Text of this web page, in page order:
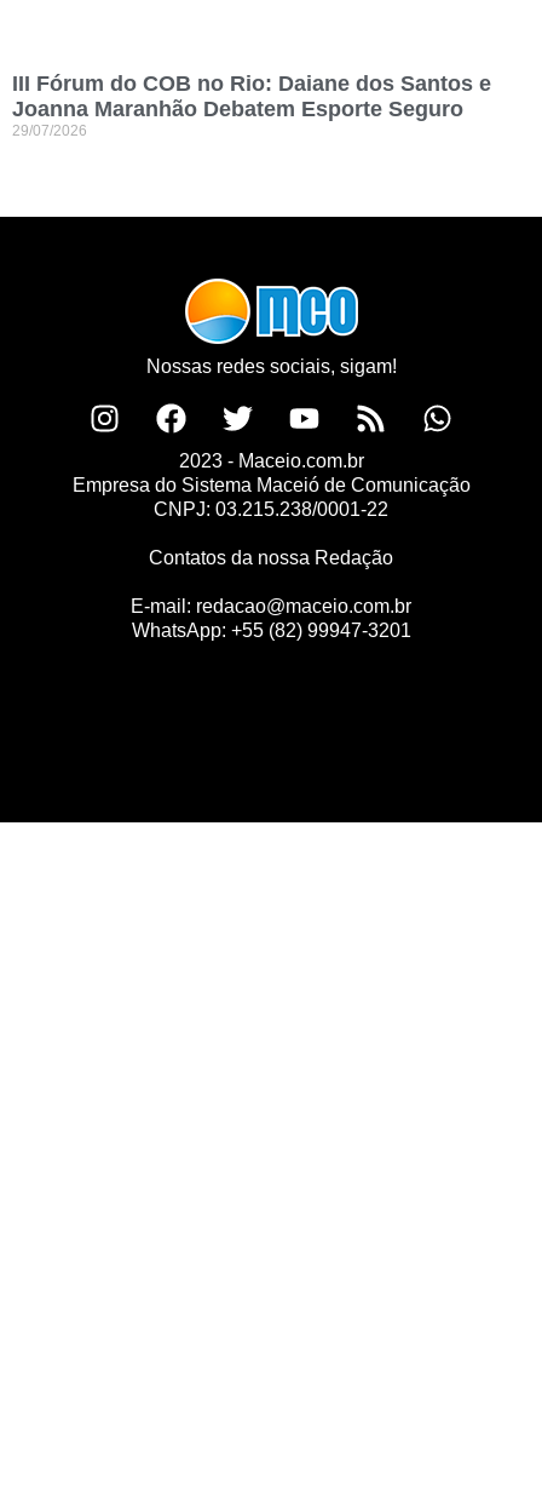
III Fórum do COB no Rio: Daiane dos Santos e
Joanna Maranhão Debatem Esporte Seguro
29/07/2026
Nossas redes sociais, sigam!
2023 - Maceio.com.br
Empresa do Sistema Maceió de Comunicação
CNPJ: 03.215.238/0001-22
Contatos da nossa Redação
E-mail: redacao@maceio.com.br
WhatsApp: +55 (82) 99947-3201